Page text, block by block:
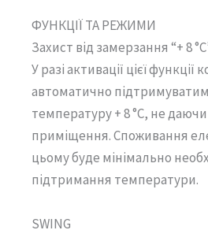
ФУНКЦІЇ ТА РЕЖИМИ
Захист від замерзання “+ 8
У разі активації цієї функції
автоматично
температуру + 8 °C, не
приміщення. Споживання
цьому буде мінімально
підтримання температури.
SWING